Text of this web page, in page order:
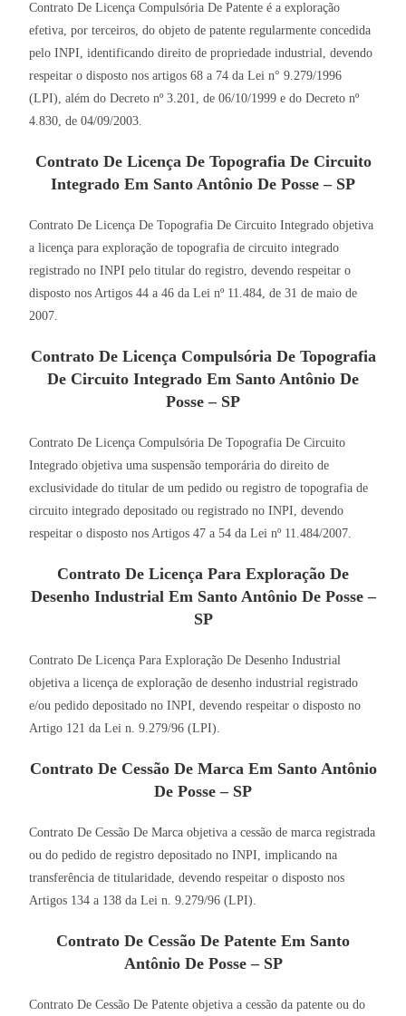
Contrato De Licença Compulsória De Patente é a exploração
efetiva, por terceiros, do objeto de patente regularmente concedida
pelo INPI, identificando direito de propriedade industrial, devendo
respeitar o disposto nos artigos 68 a 74 da Lei n° 9.279/1996
(LPI), além do Decreto nº 3.201, de 06/10/1999 e do Decreto nº
4.830, de 04/09/2003.
Contrato De Licença De Topografia De Circuito
Integrado Em Santo Antônio De Posse – SP
Contrato De Licença De Topografia De Circuito Integrado objetiva
a licença para exploração de topografia de circuito integrado
registrado no INPI pelo titular do registro, devendo respeitar o
disposto nos Artigos 44 a 46 da Lei nº 11.484, de 31 de maio de
2007.
Contrato De Licença Compulsória De Topografia
De Circuito Integrado Em Santo Antônio De
Posse – SP
Contrato De Licença Compulsória De Topografia De Circuito
Integrado objetiva uma suspensão temporária do direito de
exclusividade do titular de um pedido ou registro de topografia de
circuito integrado depositado ou registrado no INPI, devendo
respeitar o disposto nos Artigos 47 a 54 da Lei nº 11.484/2007.
Contrato De Licença Para Exploração De
Desenho Industrial Em Santo Antônio De Posse –
SP
Contrato De Licença Para Exploração De Desenho Industrial
objetiva a licença de exploração de desenho industrial registrado
e/ou pedido depositado no INPI, devendo respeitar o disposto no
Artigo 121 da Lei n. 9.279/96 (LPI).
Contrato De Cessão De Marca Em Santo Antônio
De Posse – SP
Contrato De Cessão De Marca objetiva a cessão de marca registrada
ou do pedido de registro depositado no INPI, implicando na
transferência de titularidade, devendo respeitar o disposto nos
Artigos 134 a 138 da Lei n. 9.279/96 (LPI).
Contrato De Cessão De Patente Em Santo
Antônio De Posse – SP
Contrato De Cessão De Patente objetiva a cessão da patente ou do